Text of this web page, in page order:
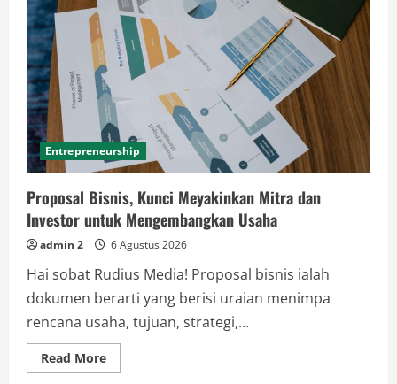
Entrepreneurship
Proposal Bisnis, Kunci Meyakinkan Mitra dan
Investor untuk Mengembangkan Usaha
admin 2 6 Agustus 2026
Hai sobat Rudius Media! Proposal bisnis ialah
dokumen berarti yang berisi uraian menimpa
rencana usaha, tujuan, strategi,...
Read MoreRead
more